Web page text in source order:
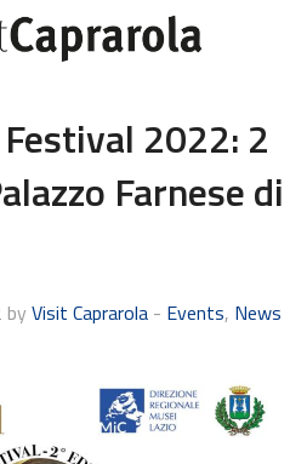
2022: 2
Farnese di
by Visit Caprarola - Events, News